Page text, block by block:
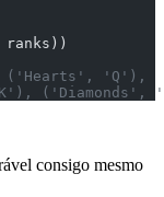
'Q'),
('Diamonds',
consigo mesmo